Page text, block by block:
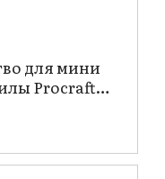
для мини
Procraft